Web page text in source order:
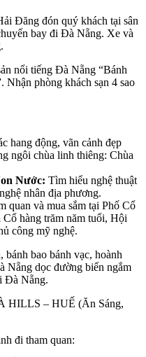
Đăng đón quý khách tại sân
bay đi Đà Nẵng. Xe và
nổi tiếng Đà Nẵng “Bánh
Nhận phòng khách sạn 4 sao
hang động, vãn cảnh đẹp
ngôi chùa linh thiêng: Chùa
Nước: Tìm hiểu nghệ thuật
nhân địa phương.
quan và mua sắm tại Phố Cổ
hàng trăm năm tuổi, Hội
công mỹ nghệ.
bao bánh vạc, hoành
Nẵng dọc đường biển ngắm
Đà Nẵng.
– HUẾ (Ăn Sáng,
đi tham quan: